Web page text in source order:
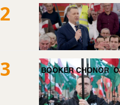
2
3